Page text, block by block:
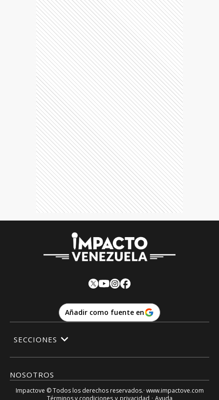
Añadir como fuente en
NOSOTROS
SECCIONES
Impactove © Todos los derechos reservados.· www.impactove.com
Términos y condiciones y privacidad · Ayuda